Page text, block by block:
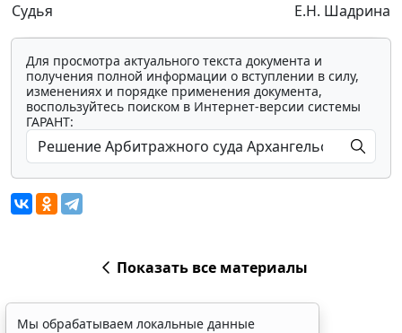
Судья Е.Н. Шадрина
Для просмотра актуального текста документа и
получения полной информации о вступлении в силу,
изменениях и порядке применения документа,
воспользуйтесь поиском в Интернет-версии системы
ГАРАНТ:
Показать все материалы
Мы обрабатываем локальные данные